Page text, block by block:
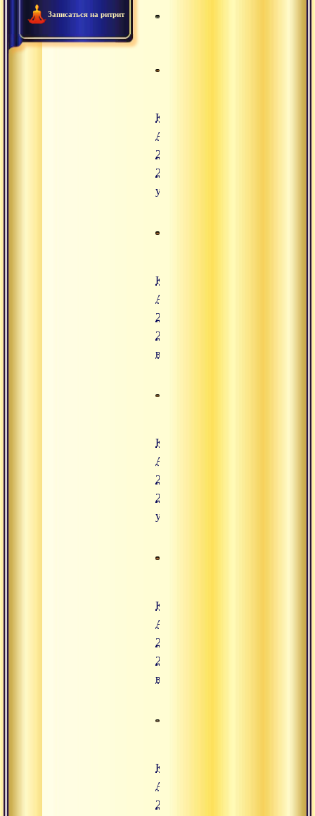
Записаться на ритрит
Конгресс
Адвайты.
25 июля
2008,
утро
Конгресс
Адвайты.
24 июля
2008,
вечер
Конгресс
Адвайты.
24 июля
2008,
утро
Конгресс
Адвайты.
23 июля
2008,
вечер
Конгресс
Адвайты.
23 июля